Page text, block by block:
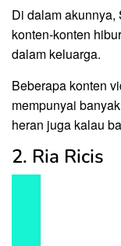
Di dalam akunnya,
konten-konten
dalam keluarga.
Beberapa konten
mempunyai
heran juga kalau
2. Ria Ricis